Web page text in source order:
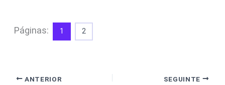
Páginas: 1 2
ANTERIOR SEGUINTE